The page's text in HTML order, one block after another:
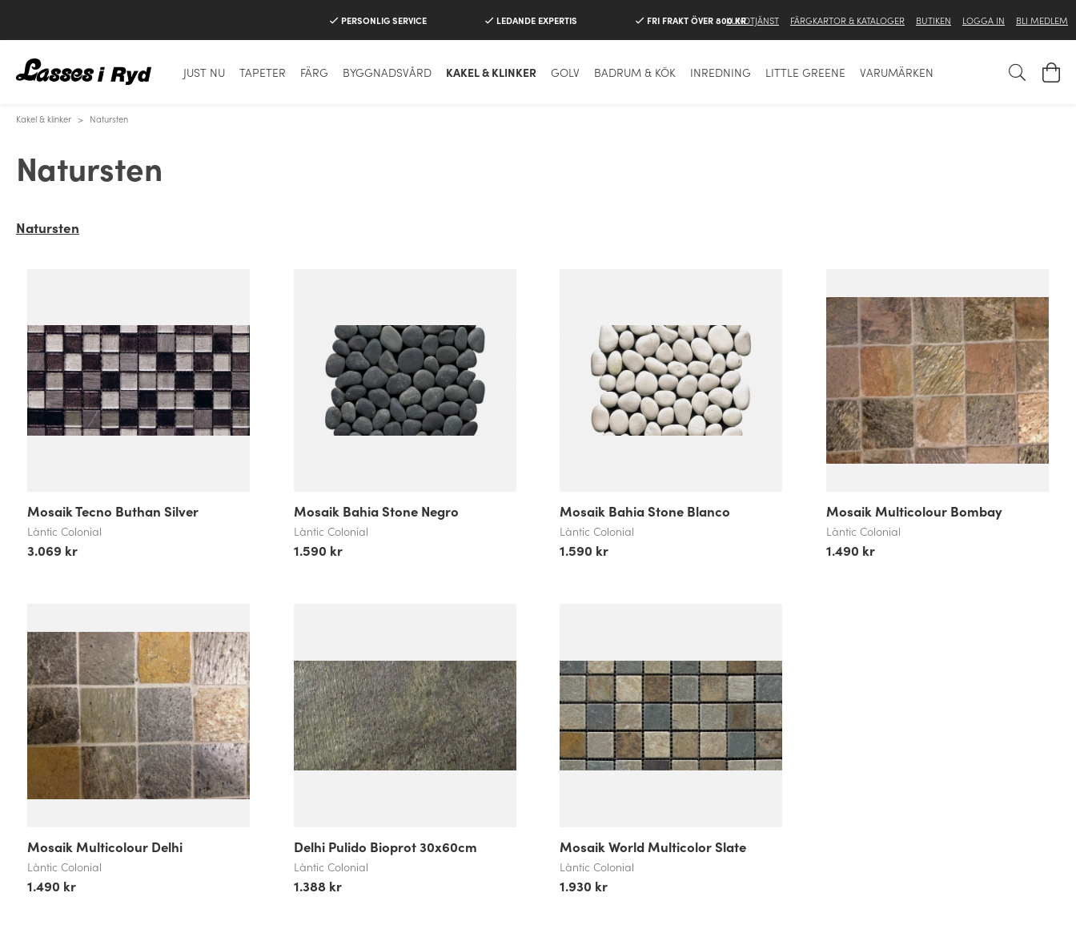
PERSONLIG SERVICE LEDANDE EXPERTIS FRI FRAKT ÖVER 800 KRKUNDTJÄNST FÄRGKARTOR & KATALOGER BUTIKEN LOGGA IN BLI MEDLEM
JUST NU TAPETER FÄRG BYGGNADSVÅRD KAKEL & KLINKER GOLV BADRUM & KÖK INREDNING LITTLE GREENE VARUMÄRKEN
Kakel & klinker > Natursten
Natursten
Natursten
Mosaik Tecno Buthan Silver
Làntic Colonial
3.069 kr
Mosaik Bahia Stone Negro
Làntic Colonial
1.590 kr
Mosaik Bahia Stone Blanco
Làntic Colonial
1.590 kr
Mosaik Multicolour Bombay
Làntic Colonial
1.490 kr
Mosaik Multicolour Delhi
Làntic Colonial
1.490 kr
Delhi Pulido Bioprot 30x60cm
Làntic Colonial
1.388 kr
Mosaik World Multicolor Slate
Làntic Colonial
1.930 kr